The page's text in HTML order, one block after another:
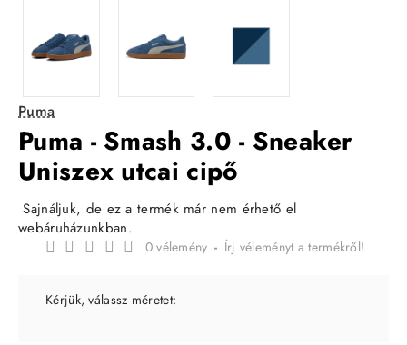
Puma
Puma - Smash 3.0 - Sneaker
Uniszex utcai cipő
Sajnáljuk, de ez a termék már nem érhető el
webáruházunkban.
0 vélemény - Írj véleményt a termékről!
Kérjük, válassz méretet: